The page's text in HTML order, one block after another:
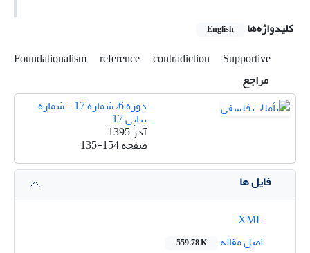
کلیدواژه‌ها
English
Foundationalism reference contradiction
Supportive
مراجع
دوره 6، شماره 17 - شماره
پیاپی 17
آذر 1395
صفحه135-154
فایل ها
اصل مقاله
559.78 K